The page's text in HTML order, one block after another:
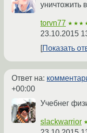
уничтожить
torvn77
23.10.2015
Показать
Ответ на:
+00:00
Учебнег
slackwarrior